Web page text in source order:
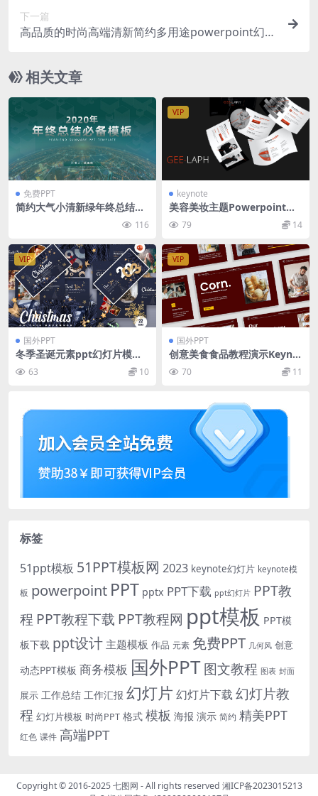
下一篇
高品质的时尚高端清新简约多用途powerpoint幻灯
相关文章
免费PPT
简约大气小清新绿年终总结报
116
VIP
keynote
美容美妆主题Powerpoint模
板 Gee-laph – Presentation
Template
79 14
VIP
国外PPT
冬季圣诞元素ppt幻灯片模板
Rehod Christmass PowerP
oint Presentation Templat
63 10
VIP
国外PPT
创意美食食品教程演示Keyno
te幻灯片模板 Creative Red Y
ellow Food Presentation Te
70 11
标签
51ppt模板 51PPT模板网 2023 keynote幻灯片 keynote模
板 powerpoint PPT pptx PPT下载 ppt幻灯片 PPT教
程 PPT教程下载 PPT教程网 ppt模板 PPT模
板下载 ppt设计 主题模板 作品 元素 免费PPT 几何风 创意
动态PPT模板 商务模板 国外PPT图文教程 图表 封面
展示 工作总结 工作汇报 幻灯片 幻灯片下载 幻灯片教
程 幻灯片模板 时尚PPT 格式 模板 海报 演示 简约 精美PPT
红色 课件 高端PPT
Copyright © 2016-2025七图网 - All rights reserved 湘ICP备2023015213